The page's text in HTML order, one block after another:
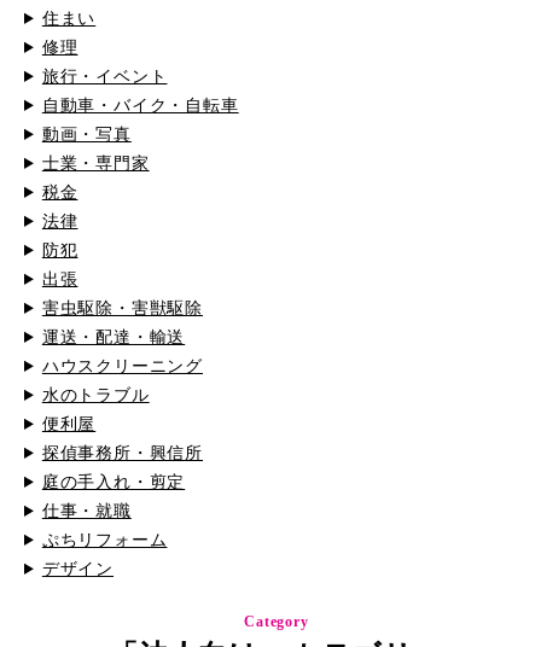
住まい
修理
旅行・イベント
自動車・バイク・自転車
動画・写真
士業・専門家
税金
法律
防犯
出張
害虫駆除・害獣駆除
運送・配達・輸送
ハウスクリーニング
水のトラブル
便利屋
探偵事務所・興信所
庭の手入れ・剪定
仕事・就職
ぷちリフォーム
デザイン
Category